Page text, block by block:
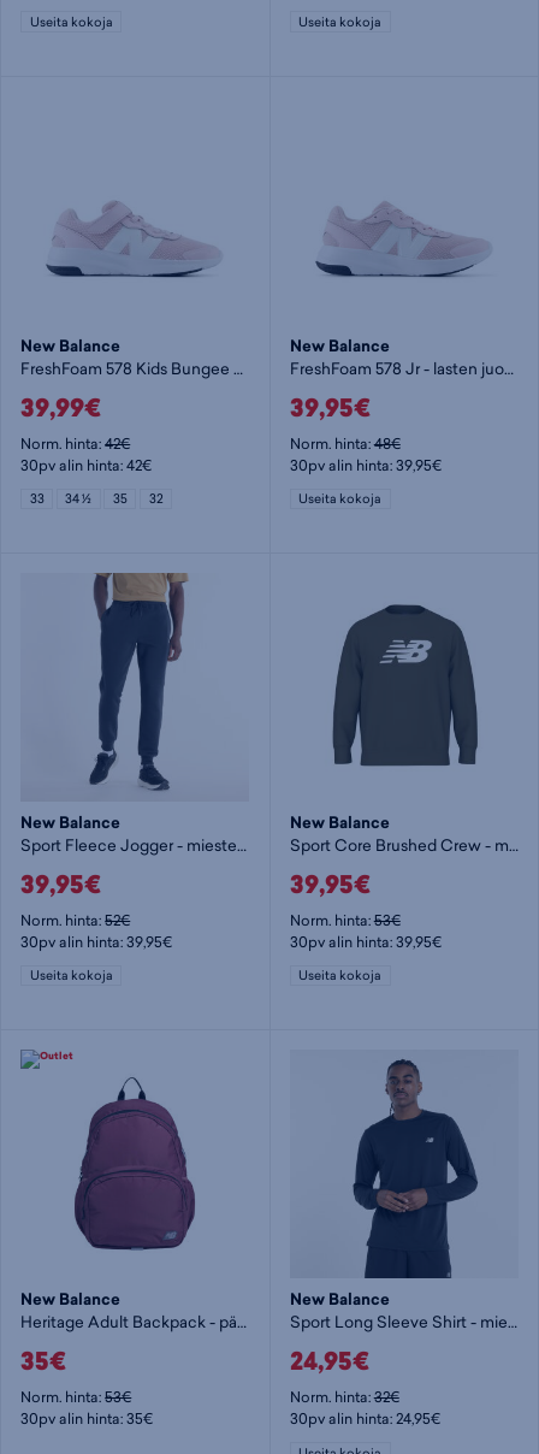
Useita kokoja Useita kokoja
New Balance
FreshFoam 578 Kids Bungee Lace with Top Strap - lasten matalavartiset tennarit
39,99€
Norm. hinta:42€
30pv alin hinta: 42€
33 34 ½ 35 32
New Balance
FreshFoam 578 Jr - lasten juoksukengät
39,95€
Norm. hinta:48€
30pv alin hinta: 39,95€
Useita kokoja
New Balance
Sport Fleece Jogger - miesten collegehousut
39,95€
Norm. hinta:52€
30pv alin hinta: 39,95€
Useita kokoja
New Balance
Sport Core Brushed Crew - miesten collegepaita
39,95€
Norm. hinta:53€
30pv alin hinta: 39,95€
Useita kokoja
New Balance
Heritage Adult Backpack - päiväreppu
35€
Norm. hinta:53€
30pv alin hinta: 35€
New Balance
Sport Long Sleeve Shirt - miesten pitkähihainen paita
24,95€
Norm. hinta:32€
30pv alin hinta: 24,95€